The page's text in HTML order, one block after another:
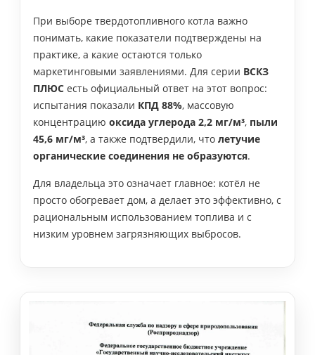
При выборе твердотопливного котла важно
понимать, какие показатели подтверждены на
практике, а какие остаются только
маркетинговыми заявлениями. Для серии ВСКЗ
ПЛЮС есть официальный ответ на этот вопрос:
испытания показали КПД 88%, массовую
концентрацию оксида углерода 2,2 мг/м³, пыли
45,6 мг/м³, а также подтвердили, что летучие
органические соединения не образуются.
Для владельца это означает главное: котёл не
просто обогревает дом, а делает это эффективно, с
рациональным использованием топлива и с
низким уровнем загрязняющих выбросов.